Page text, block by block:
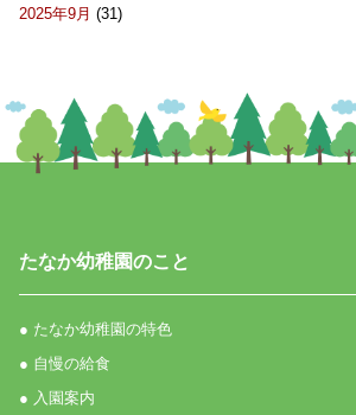
2025年9月 (31)
たなか幼稚園のこと
● たなか幼稚園の特色
● 自慢の給食
● 入園案内